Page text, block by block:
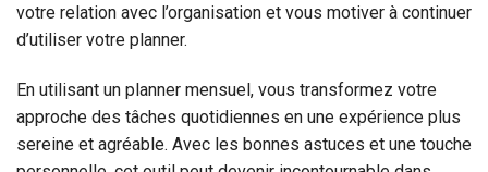
votre relation avec l’organisation et vous motiver à continuer
d’utiliser votre planner.
En utilisant un planner mensuel, vous transformez votre
approche des tâches quotidiennes en une expérience plus
sereine et agréable. Avec les bonnes astuces et une touche